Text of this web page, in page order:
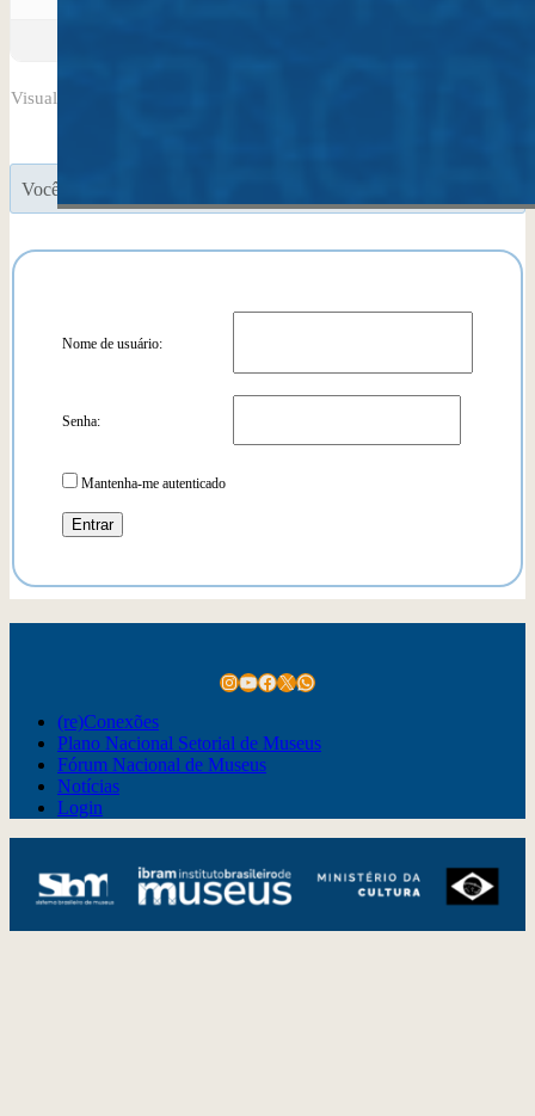
Visualizando 0 resposta da discussão
Você precisa se inscrever na plataforma para participar
Nome de usuário:
Senha:
Mantenha-me autenticado
Entrar
Instagram
Youtube
Facebook
X WhatsApp
(re)Conexões
Plano Nacional Setorial de Museus
Fórum Nacional de Museus
Notícias
Login